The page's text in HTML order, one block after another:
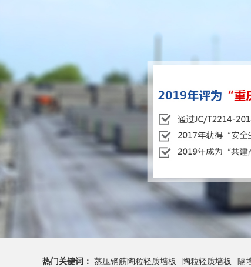
热门关键词： 蒸压钢筋陶粒轻质墙板 陶粒轻质墙板 隔